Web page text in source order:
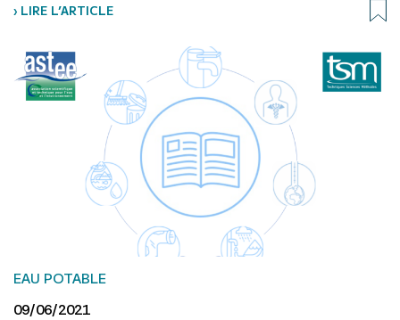
› LIRE L’ARTICLE
EAU POTABLE
09/06/2021